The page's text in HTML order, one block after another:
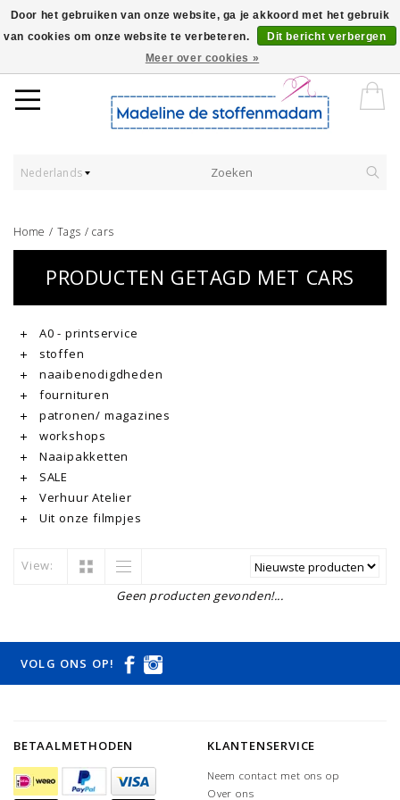
Worldwide Shipping - Onze stoffen worden verkocht per 10 cm.
Nederlands
Home / Tags /cars
PRODUCTEN GETAGD MET CARS
A0 - printservice
stoffen
naaibenodigdheden
fournituren
patronen/ magazines
workshops
Naaipakketten
SALE
Verhuur Atelier
Uit onze filmpjes
View:
Geen producten gevonden!...
VOLG ONS OP!
BETAALMETHODEN KLANTENSERVICE
Neem contact met ons op
Over ons
Door het gebruiken van onze website, ga je akkoord met het gebruik
van cookies om onze website te verbeteren.
Dit bericht verbergen
Meer over cookies »